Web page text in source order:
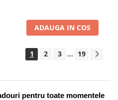
ADAUGA IN COS
1 2 3 ... 19
pentru toate momentele